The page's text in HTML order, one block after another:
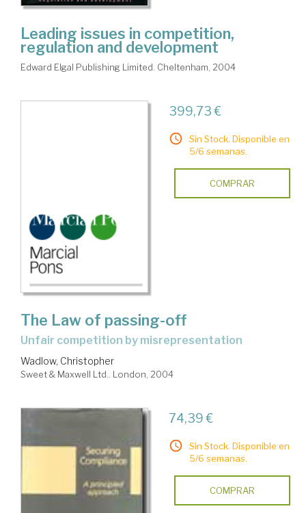
Leading issues in competition,
regulation and development
Edward Elgal Publishing Limited. Cheltenham, 2004
399,73 €
Sin Stock. Disponible en
5/6 semanas.
COMPRAR
The Law of passing-off
unfair competition by misrepresentation
Wadlow, Christopher
Sweet & Maxwell Ltd.. London, 2004
74,39 €
Sin Stock. Disponible en
5/6 semanas.
COMPRAR